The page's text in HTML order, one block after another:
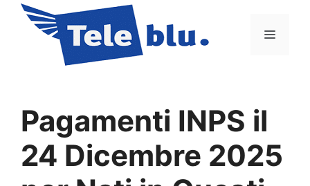
contenuto
Menu
Pagamenti INPS il
24 Dicembre 2025